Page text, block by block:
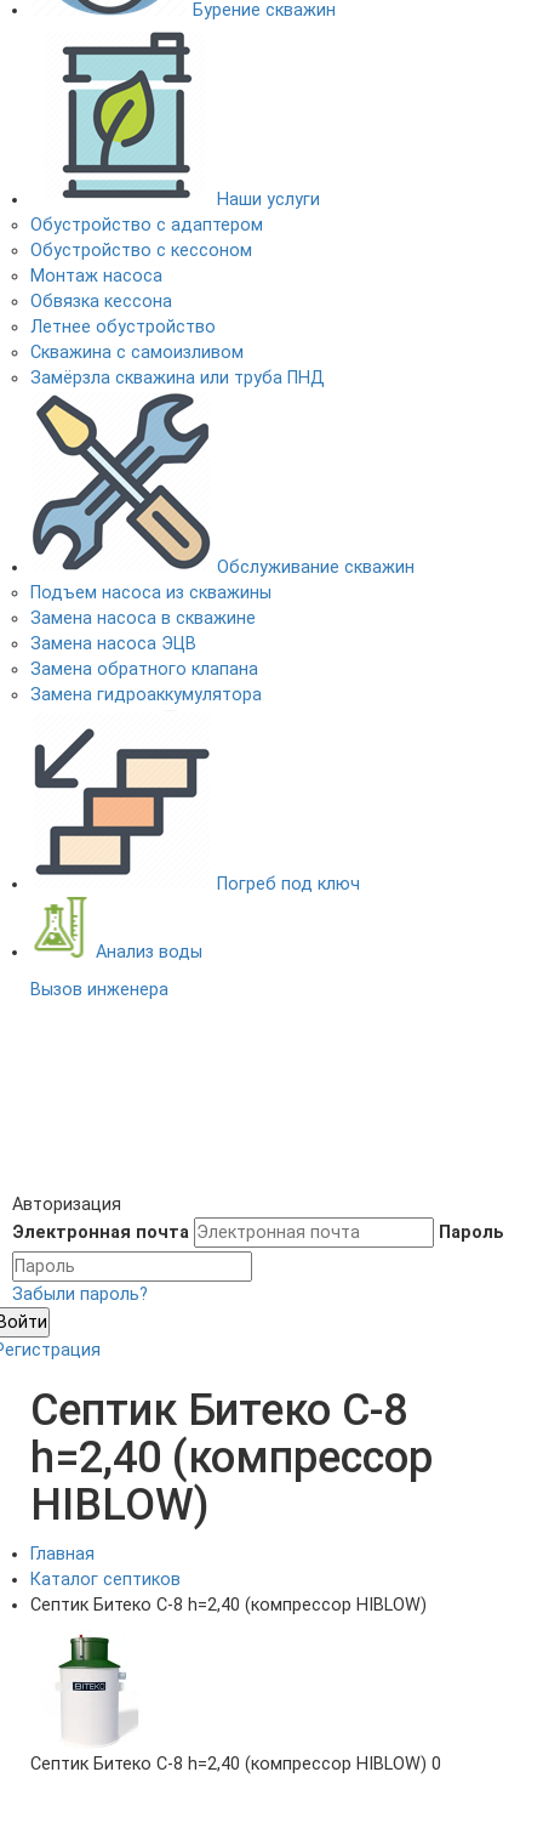
Бурение скважин
Наши услуги
Обустройство с адаптером
Обустройство с кессоном
Монтаж насоса
Обвязка кессона
Летнее обустройство
Скважина с самоизливом
Замёрзла скважина или труба ПНД
Обслуживание скважин
Подъем насоса из скважины
Замена насоса в скважине
Замена насоса ЭЦВ
Замена обратного клапана
Замена гидроаккумулятора
Погреб под ключ
Анализ воды
Вызов инженера
Авторизация
Электронная почта
Пароль
Забыли пароль?
Септик Битеко С-8
h=2,40 (компрессор
HIBLOW)
Главная
Каталог септиков
Септик Битеко С-8 h=2,40 (компрессор HIBLOW)
Септик Битеко С-8 h=2,40 (компрессор HIBLOW) 0